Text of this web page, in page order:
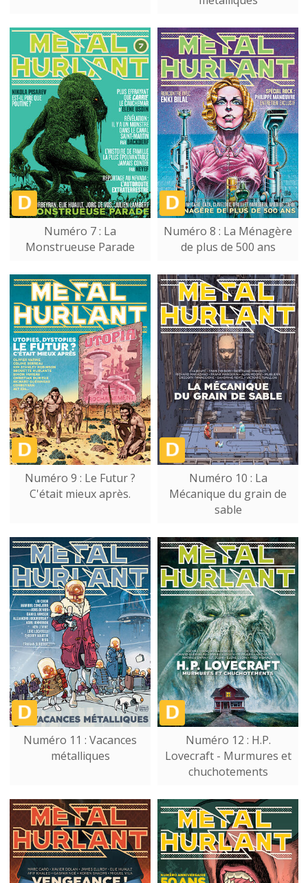
Numéro 7 : La
Monstrueuse Parade
Numéro 8 : La Ménagère
de plus de 500 ans
Numéro 9 : Le Futur ?
C'était mieux après.
Numéro 10 : La
Mécanique du grain de
sable
Numéro 11 : Vacances
métalliques
Numéro 12 : H.P.
Lovecraft - Murmures et
chuchotements